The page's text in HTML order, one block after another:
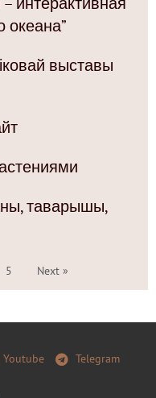
океана”
выставы
таварышы,
5 Next »
Youtube Telegram